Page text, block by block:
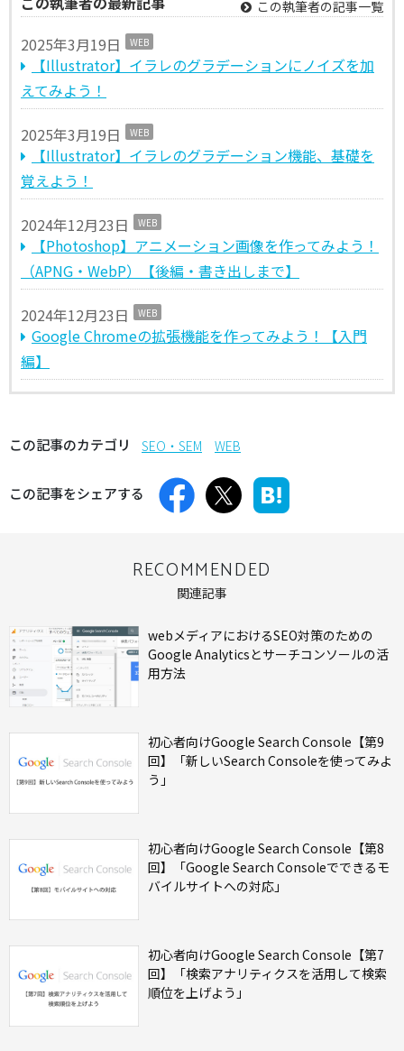
この執筆者の記事一覧
2025年3月19日 WEB
【Illustrator】イラレのグラデーションにノイズを加
えてみよう！
2025年3月19日 WEB
【Illustrator】イラレのグラデーション機能、基礎を
覚えよう！
2024年12月23日 WEB
【Photoshop】アニメーション画像を作ってみよう！
（APNG・WebP）【後編・書き出しまで】
2024年12月23日 WEB
Google Chromeの拡張機能を作ってみよう！【入門
編】
この記事のカテゴリ SEO・SEM WEB
この記事をシェアする
RECOMMENDED
関連記事
webメディアにおけるSEO対策のための
Google Analyticsとサーチコンソールの活
用方法
初心者向けGoogle Search Console【第9
回】「新しいSearch Consoleを使ってみよ
う」
初心者向けGoogle Search Console【第8
回】「Google Search Consoleでできるモ
バイルサイトへの対応」
初心者向けGoogle Search Console【第7
回】「検索アナリティクスを活用して検索
順位を上げよう」